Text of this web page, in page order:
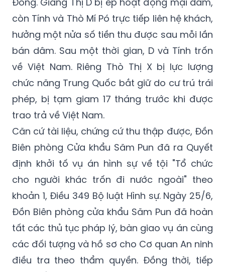
công.
Các nạn nhân được đưa đến tỉnh Quảng
Đông. Giàng Thị D bị ép hoạt động mại dâm,
còn Tính và Thò Mí Pó trực tiếp liên hệ khách,
hưởng một nửa số tiền thu được sau mỗi lần
bán dâm. Sau một thời gian, D và Tính trốn
về Việt Nam. Riêng Thò Thị X bị lực lượng
chức năng Trung Quốc bắt giữ do cư trú trái
phép, bị tạm giam 17 tháng trước khi được
trao trả về Việt Nam.
Căn cứ tài liệu, chứng cứ thu thập được, Đồn
Biên phòng Cửa khẩu Săm Pun đã ra Quyết
định khởi tố vụ án hình sự về tội "Tổ chức
cho người khác trốn đi nước ngoài" theo
khoản 1, Điều 349 Bộ luật Hình sự. Ngày 25/6,
Đồn Biên phòng cửa khẩu Săm Pun đã hoàn
tất các thủ tục pháp lý, bàn giao vụ án cùng